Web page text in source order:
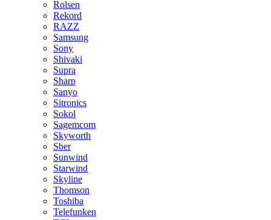
Rolsen
Rekord
RAZZ
Samsung
Sony
Shivaki
Supra
Sharp
Sanyo
Sitronics
Sokol
Sagemcom
Skyworth
Sber
Sunwind
Starwind
Skyline
Thomson
Toshiba
Telefunken